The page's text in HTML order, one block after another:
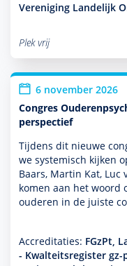
Vereniging Landelijk
Plek vrij
6 november 2026
Congres
perspectief
Tijdens dit nieuwe
we systemisch kijken
Baars, Martin Kat, Luc
komen aan het woord
ouderen in de juiste
Accreditaties: FGzPt,
- Kwalteitsregister gz-